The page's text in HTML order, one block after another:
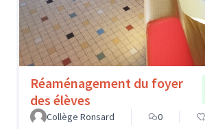
Réaménagement du foyer
des élèves
Collège Ronsard
0